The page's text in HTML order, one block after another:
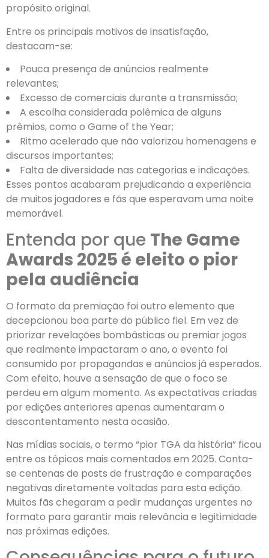
propósito original.
Entre os principais motivos de insatisfação,
destacam-se:
Pouca presença de anúncios realmente
relevantes;
Excesso de comerciais durante a transmissão;
A escolha considerada polêmica de alguns
prêmios, como o Game of the Year;
Ritmo acelerado que não valorizou homenagens e
discursos importantes;
Falta de diversidade nas categorias e indicações.
Esses pontos acabaram prejudicando a experiência
de muitos jogadores e fãs que esperavam uma noite
memorável.
Entenda por que The Game
Awards 2025 é eleito o pior
pela audiência
O formato da premiação foi outro elemento que
decepcionou boa parte do público fiel. Em vez de
priorizar revelações bombásticas ou premiar jogos
que realmente impactaram o ano, o evento foi
consumido por propagandas e anúncios já esperados.
Com efeito, houve a sensação de que o foco se
perdeu em algum momento. As expectativas criadas
por edições anteriores apenas aumentaram o
descontentamento nesta ocasião.
Nas mídias sociais, o termo “pior TGA da história” ficou
entre os tópicos mais comentados em 2025. Conta-
se centenas de posts de frustração e comparações
negativas diretamente voltadas para esta edição.
Muitos fãs chegaram a pedir mudanças urgentes no
formato para garantir mais relevância e legitimidade
nas próximas edições.